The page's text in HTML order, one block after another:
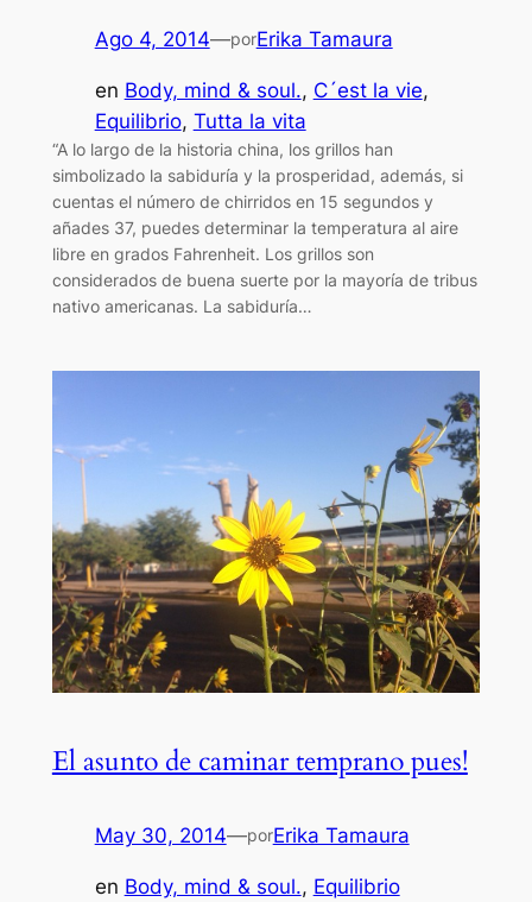
Ago 4, 2014—porErika Tamaura
en Body, mind & soul., C´est la vie
Equilibrio, Tutta la vita
“A lo largo de la historia china, los grillos han
simbolizado la sabiduría y la prosperidad, además, si
cuentas el número de chirridos en 15 segundos y
añades 37, puedes determinar la temperatura al aire
libre en grados Fahrenheit. Los grillos son
considerados de buena suerte por la mayoría de tribus
nativo americanas. La sabiduría…
El asunto de caminar temprano pues!
May 30, 2014—porErika Tamaura
en Body, mind & soul., Equilibrio